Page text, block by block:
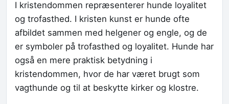
I kristendommen repræsenterer hunde loyalitet
og trofasthed. I kristen kunst er hunde ofte
afbildet sammen med helgener og engle, og de
er symboler på trofasthed og loyalitet. Hunde har
også en mere praktisk betydning i
kristendommen, hvor de har været brugt som
vagthunde og til at beskytte kirker og klostre.